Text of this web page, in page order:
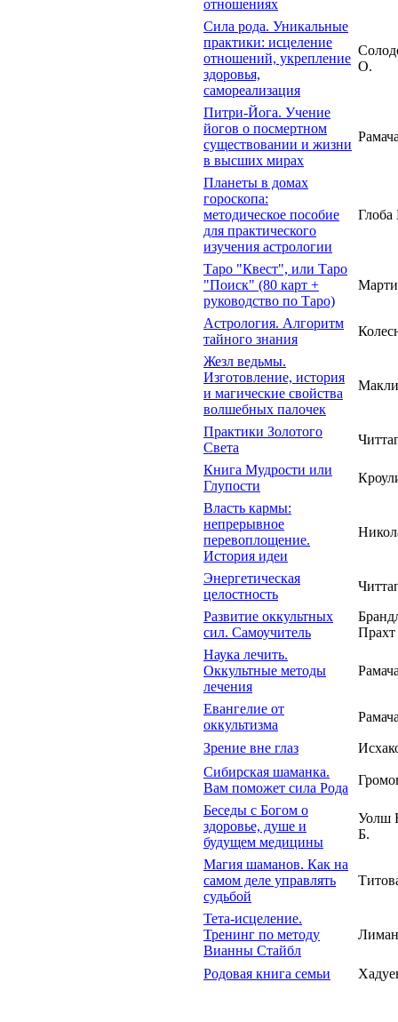
отношениях
Сила рода. Уникальные
практики: исцеление
отношений, укрепление
здоровья,
самореализация
О.
Питри-Йога. Учение
йогов о посмертном
существовании и жизни
в высших мирах
Планеты в домах
гороскопа:
методическое пособие
для практического
изучения астрологии
Глоба
Таро "Квест", или Таро
"Поиск" (80 карт +
руководство по Таро)
Астрология. Алгоритм
тайного знания
Жезл ведьмы.
Изготовление, история
и магические свойства
волшебных палочек
Практики Золотого
Света
Книга Мудрости или
Глупости
Власть кармы:
непрерывное
перевоплощение.
История идеи
Энергетическая
целостность
Развитие оккультных
сил. Самоучитель
Наука лечить.
Оккультные методы
лечения
Евангелие от
оккультизма
Зрение вне глаз
Сибирская шаманка.
Вам поможет сила Рода
Беседы с Богом о
здоровье, душе и
будущем медицины
Уолш
Б.
Магия шаманов. Как на
самом деле управлять
судьбой
Тета-исцеление.
Тренинг по методу
Вианны Стайбл
Родовая книга семьи